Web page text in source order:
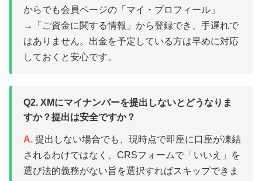
からでも会員ページの「マイ・プロフィール」
→「ご資金に関する情報」から登録でき、手遅れで
はありません。出金を予定している方は早めに対応
しておくと安心です。
Q2. XMにマイナンバーを提出しないとどうなりま
すか？提出は安全ですか？
A. 提出しない場合でも、現時点で即座に口座が凍結
されるわけではなく、CRSフォームで「いいえ」を
選び法的義務がない旨を選択すればスキップできま